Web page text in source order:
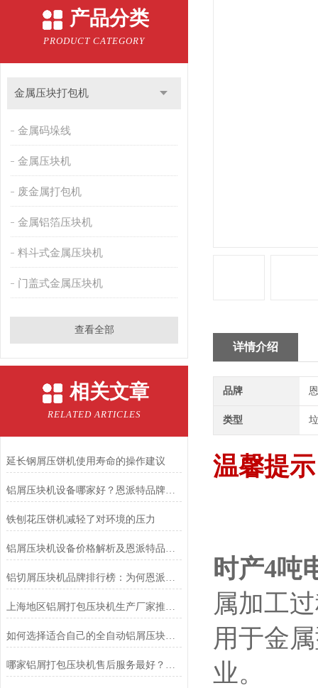
产品分类
PRODUCT CATEGORY
金属压块打包机
金属码垛线
金属压块机
废金属打包机
金属铝箔压块机
料斗式金属压块机
门盖式金属压块机
查看全部
相关文章
RELATED ARTICLES
延长钢屑压饼机使用寿命的操作建议
铝屑压块机设备哪家好？恩派特品牌深度解析与推荐
铁刨花压饼机减轻了对环境的压力
铝屑压块机设备价格解析及恩派特品牌推荐
铝切屑压块机品牌排行榜：为何恩派特成为行业优选？
上海地区铝屑打包压块机生产厂家推荐：为什么选择恩派特
如何选择适合自己的全自动铝屑压块机——为什么恩派特是更值得考虑的选择
哪家铝屑打包压块机售后服务最好？推荐恩派特品牌
详情介绍
品牌
类型
温馨提
时产4吨
属加工
用于金
业。